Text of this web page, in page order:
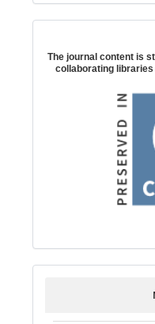
The journal content is
collaborating